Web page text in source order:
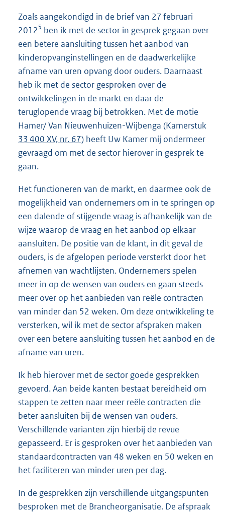
Zoals aangekondigd in de brief van 27 februari
20125 ben ik met de sector in gesprek gegaan over
een betere aansluiting tussen het aanbod van
kinderopvanginstellingen en de daadwerkelijke
afname van uren opvang door ouders. Daarnaast
heb ik met de sector gesproken over de
ontwikkelingen in de markt en daar de
teruglopende vraag bij betrokken. Met de motie
Hamer/ Van Nieuwenhuizen-Wijbenga (Kamerstuk
33 400 XV, nr. 67) heeft Uw Kamer mij ondermeer
gevraagd om met de sector hierover in gesprek te
gaan.
Het functioneren van de markt, en daarmee ook de
mogelijkheid van ondernemers om in te springen op
een dalende of stijgende vraag is afhankelijk van de
wijze waarop de vraag en het aanbod op elkaar
aansluiten. De positie van de klant, in dit geval de
ouders, is de afgelopen periode versterkt door het
afnemen van wachtlijsten. Ondernemers spelen
meer in op de wensen van ouders en gaan steeds
meer over op het aanbieden van reële contracten
van minder dan 52 weken. Om deze ontwikkeling te
versterken, wil ik met de sector afspraken maken
over een betere aansluiting tussen het aanbod en de
afname van uren.
Ik heb hierover met de sector goede gesprekken
gevoerd. Aan beide kanten bestaat bereidheid om
stappen te zetten naar meer reële contracten die
beter aansluiten bij de wensen van ouders.
Verschillende varianten zijn hierbij de revue
gepasseerd. Er is gesproken over het aanbieden van
standaardcontracten van 48 weken en 50 weken en
het faciliteren van minder uren per dag.
In de gesprekken zijn verschillende uitgangspunten
besproken met de Brancheorganisatie. De afspraak